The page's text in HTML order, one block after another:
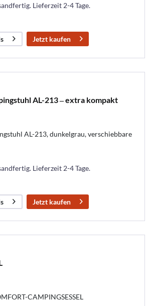
Lieferzeit 2-4 Tage.
Jetzt kaufen
AL-213 ‒ extra kompakt
AL-213, dunkelgrau, verschiebbare
Lieferzeit 2-4 Tage.
Jetzt kaufen
CAMPINGSESSEL